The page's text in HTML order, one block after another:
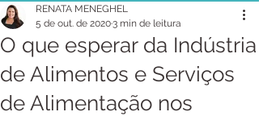
O que esperar da Indústria
de Alimentos e Serviços
de Alimentação nos
RENATA MENEGHEL
5 de out. de 20203 min de leitura